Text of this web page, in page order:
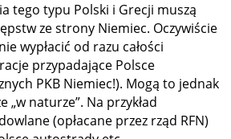
tego typu Polski i Grecji muszą
ze strony Niemiec. Oczywiście
wypłacić od razu całości
przypadające Polsce
PKB Niemiec!). Mogą to jednak
„w naturze”. Na przykład
(opłacane przez rząd RFN)